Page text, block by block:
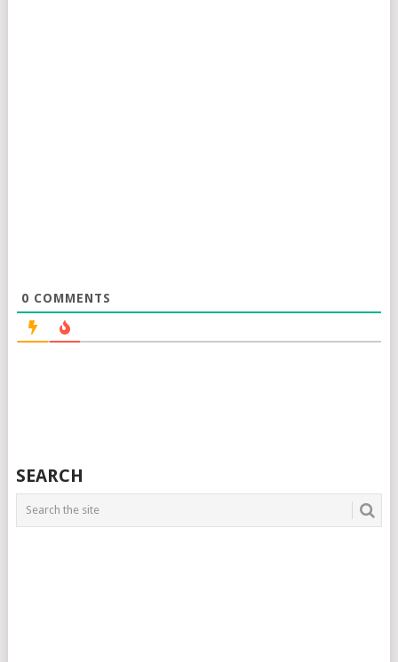
0 COMMENTS
SEARCH